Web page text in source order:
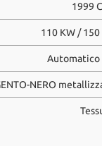
1999
110 KW / 150
Automatico
NERO